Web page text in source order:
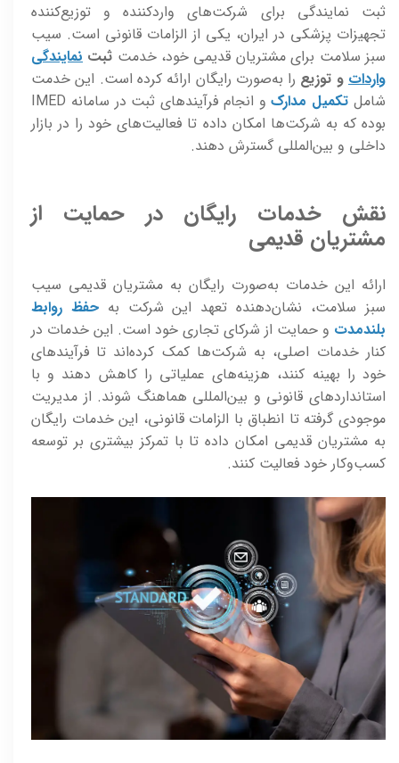
ثبت نمایندگی برای شرکت‌های واردکننده و توزیع‌کننده
تجهیزات پزشکی در ایران، یکی از الزامات قانونی است. سیب
سبز سلامت برای مشتریان قدیمی خود، خدمت ثبت نمایندگی
وارداتو توزیع را به‌صورت رایگان ارائه کرده است. این خدمت
شامل تکمیل مدارک
و انجام فرآیندهای ثبت در سامانه IMED
بوده که به شرکت‌ها امکان داده تا فعالیت‌های خود را در بازار
داخلی و بین‌المللی گسترش دهند.
نقش خدمات رایگان در حمایت از
مشتریان قدیمی
ارائه این خدمات به‌صورت رایگان به مشتریان قدیمی سیب
سبز سلامت، نشان‌دهنده تعهد این شرکت بهحفظ روابط
بلندمدت و حمایت از شرکای تجاری خود است. این خدمات در
کنار خدمات اصلی، به شرکت‌ها کمک کرده‌اند تا فرآیندهای
خود را بهینه کنند، هزینه‌های عملیاتی را کاهش دهند و با
استانداردهای قانونی و بین‌المللی هماهنگ شوند. از مدیریت
موجودی گرفته تا انطباق با الزامات قانونی، این خدمات رایگان
به مشتریان قدیمی امکان داده تا با تمرکز بیشتری بر توسعه
کسب‌وکار خود فعالیت کنند.